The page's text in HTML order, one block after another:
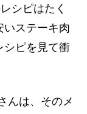
シピはたく
いステーキ肉
シピを見て衝
んは、そのメ